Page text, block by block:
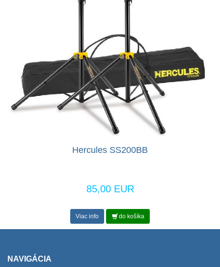
Hercules SS200BB
85,00 EUR
Viac info do košíka
NAVIGÁCIA